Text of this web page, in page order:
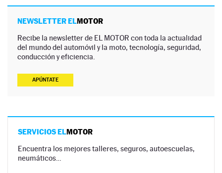
NEWSLETTER ELMOTOR
Recibe la newsletter de EL MOTOR con toda la actualidad
del mundo del automóvil y la moto, tecnología, seguridad,
conducción y eficiencia.
APÚNTATE
SERVICIOS ELMOTOR
Encuentra los mejores talleres, seguros, autoescuelas,
neumáticos…